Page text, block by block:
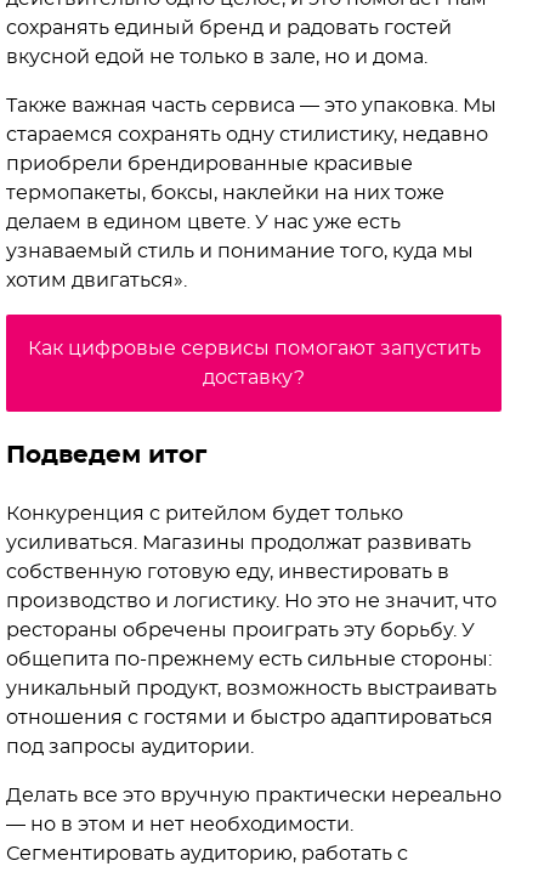
сохранять единый бренд и радовать гостей
вкусной едой не только в зале, но и дома.
Также важная часть сервиса — это упаковка. Мы
стараемся сохранять одну стилистику, недавно
приобрели брендированные красивые
термопакеты, боксы, наклейки на них тоже
делаем в едином цвете. У нас уже есть
узнаваемый стиль и понимание того, куда мы
хотим двигаться».
Как цифровые сервисы помогают запустить
доставку?
Подведем итог
Конкуренция с ритейлом будет только
усиливаться. Магазины продолжат развивать
собственную готовую еду, инвестировать в
производство и логистику. Но это не значит, что
рестораны обречены проиграть эту борьбу. У
общепита по-прежнему есть сильные стороны:
уникальный продукт, возможность выстраивать
отношения с гостями и быстро адаптироваться
под запросы аудитории.
Делать все это вручную практически нереально
— но в этом и нет необходимости.
Сегментировать аудиторию, работать с